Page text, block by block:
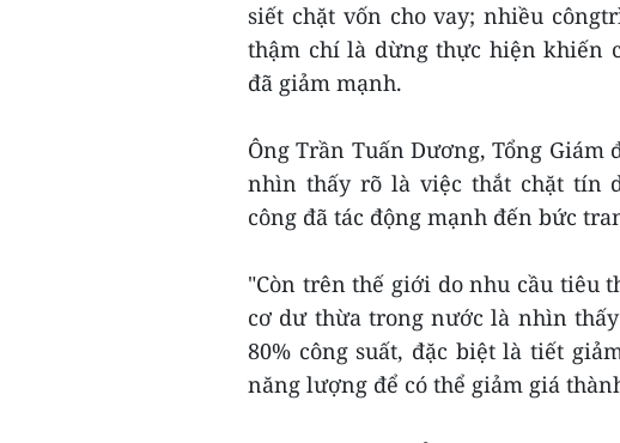
siết chặt vốn cho vay; nhiều
thậm chí là dừng thực hiện khiến
đã giảm mạnh.
Ông Trần Tuấn Dương, Tổng Giám
nhìn thấy rõ là việc thắt chặt tín
công đã tác động mạnh đến bức
"Còn trên thế giới do nhu cầu tiêu
cơ dư thừa trong nước là nhìn
80% công suất, đặc biệt là tiết
năng lượng để có thể giảm giá